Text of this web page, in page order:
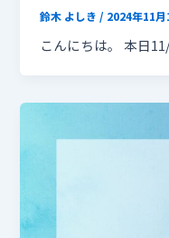
鈴木 よしき / 2024年11月
こんにちは。 本日